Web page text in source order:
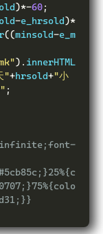
)*-60;
-e_hrsold)*
((minsold-e_m
).
"+hrsold+"小
;
infinite;font-
#5cb85c;}25%{c